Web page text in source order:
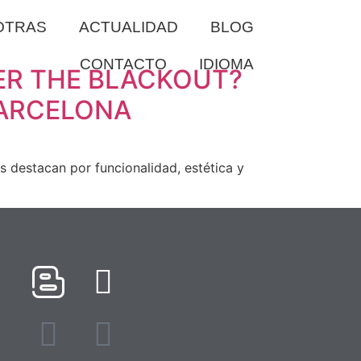
ACTUALIDAD BLOG
CONTACTO IDIOMA
THE BLACKOUT?
destacan por funcionalidad, estética y